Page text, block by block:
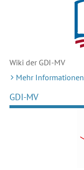
Wiki der GDI-MV
Mehr Informationen
GDI-MV